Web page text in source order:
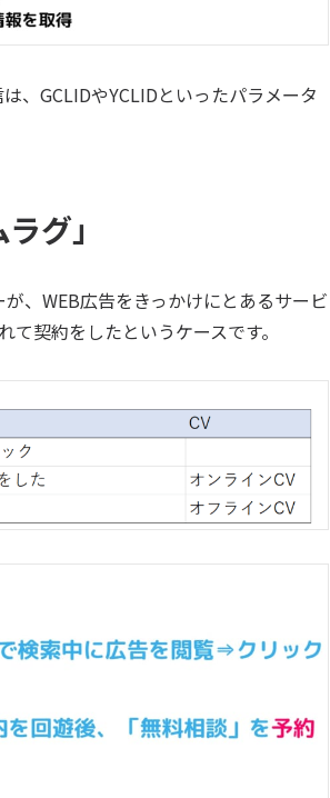
、GCLIDやYCLIDといったパラメータ
グ」
、WEB広告をきっかけにとあるサービ
契約をしたというケースです。